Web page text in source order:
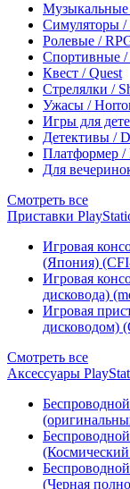
Музыкальные
Симуляторы /
Ролевые /
Спортивные /
Квест / Quest
Стрелялки /
Ужасы /
Игры для
Детективы /
Платформер /
Для
Смотреть все
Приставки
Игровая
(Япония)
Игровая
дисковода)
Игровая
дисководом)
Смотреть все
Аксессуары
(Черная